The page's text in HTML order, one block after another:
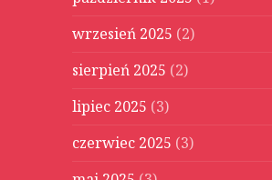
wrzesień 2025 (2)
sierpień 2025 (2)
lipiec 2025 (3)
czerwiec 2025 (3)